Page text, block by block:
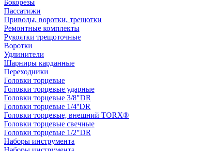
Бокорезы
Пассатижи
Приводы, воротки, трещотки
Ремонтные комплекты
Рукоятки трещоточные
Воротки
Удлинители
Шарниры карданные
Переходники
Головки торцевые
Головки торцевые ударные
Головки торцевые 3/8"DR
Головки торцевые 1/4''DR
Головки торцевые, внешний TORX®
Головки торцевые свечные
Головки торцевые 1/2"DR
Наборы инструмента